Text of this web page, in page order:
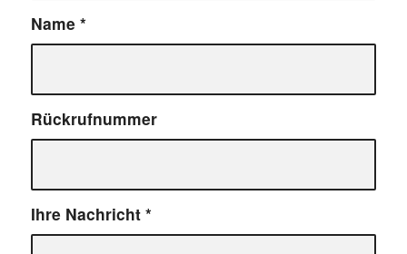
Name *
Rückrufnummer
Ihre Nachricht *